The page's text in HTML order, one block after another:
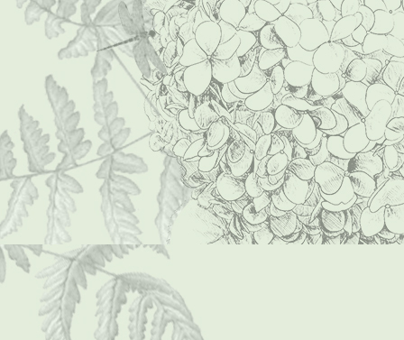
P1000008 (Mittel)